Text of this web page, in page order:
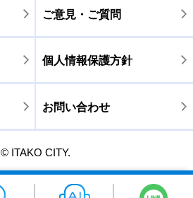
ご意見・ご質問
個人情報保護方針
お問い合わせ
© ITAKO CITY.